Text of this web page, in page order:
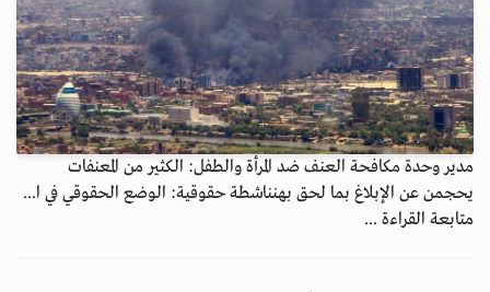
مدير وحدة مكافحة العنف ضد المرأة والطفل: الكثير من المعنفات
يحجمن عن الإبلاغ بما لحق بهنناشطة حقوقية: الوضع الحقوقي في ا...
متابعة القراءة ...